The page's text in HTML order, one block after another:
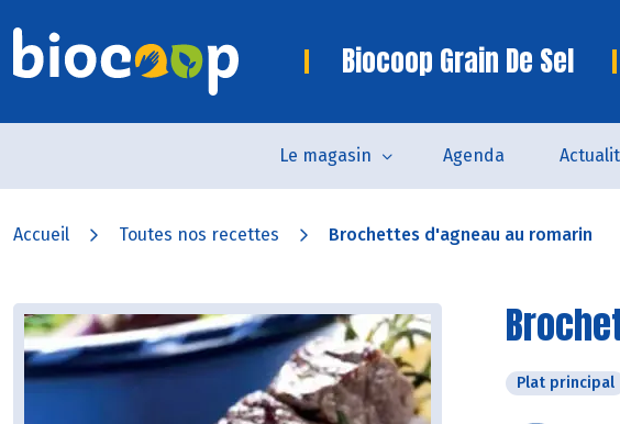
Biocoop Grain De Sel
Le magasin Agenda
Accueil Toutes nos recettes Brochettes d'agneau au romarin
Plat principal